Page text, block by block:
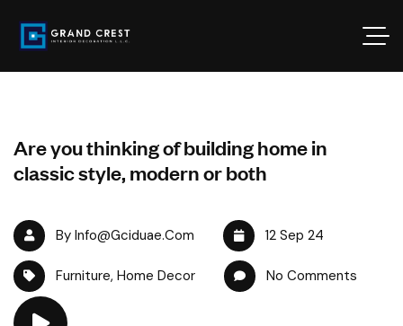
Are you thinking of building home in
classic style, modern or both
By Info@gciduae.com 12 Sep 24
Furniture, Home Decor No Comments